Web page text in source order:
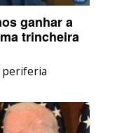
ganhar a
trincheira
periferia